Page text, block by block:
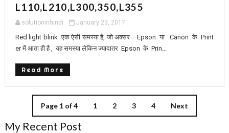
L110,l210,l300,350,l355
solutioninhindi January 23, 2017
Red light blink एक ऐसी समस्या है, जो अक्सर Epson या Canon के Print
er में आता ही है , यह समस्या लेकिन ज्यादातर Epson के Prin...
Read More
Page 1 of 4 1 2 3 4 Next
My Recent Post